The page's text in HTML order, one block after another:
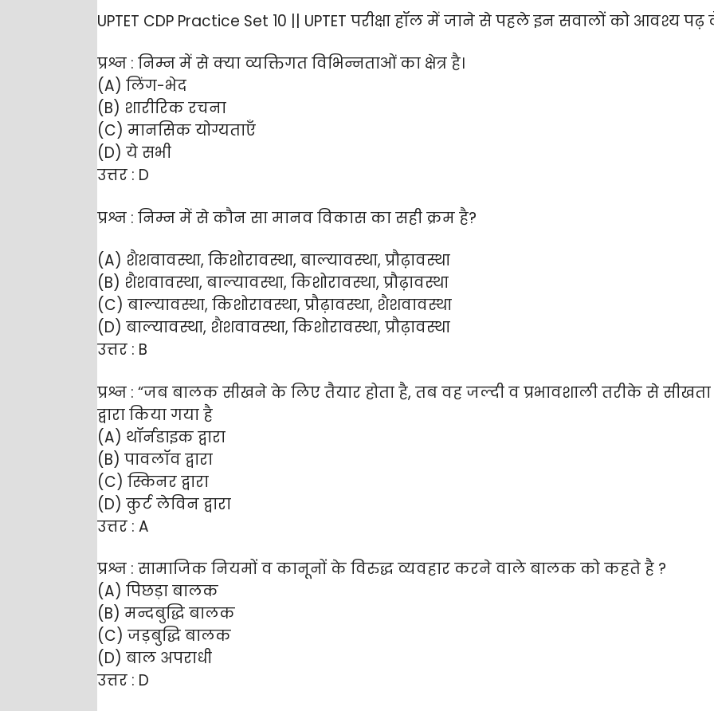
UPTET CDP Practice Set 10 || UPTET परीक्षा हॉल में जाने से पहले इन सवालों को आवश्य पढ़
प्रश्न : निम्न में से क्या व्यक्तिगत विभिन्नताओं का क्षेत्र है।
(A) लिंग-भेद
(B) शारीरिक रचना
(C) मानसिक योग्यताएँ
(D) ये सभी
उत्तर : D
प्रश्न : निम्न में से कौन सा मानव विकास का सही क्रम है?
(A) शैशवावस्था, किशोरावस्था, बाल्यावस्था, प्रौढ़ावस्था
(B) शैशवावस्था, बाल्यावस्था, किशोरावस्था, प्रौढ़ावस्था
(C) बाल्यावस्था, किशोरावस्था, प्रौढ़ावस्था, शैशवावस्था
(D) बाल्यावस्था, शैशवावस्था, किशोरावस्था, प्रौढ़ावस्था
उत्तर : B
प्रश्न : “जब बालक सीखने के लिए तैयार होता है, तब वह जल्दी व प्रभावशाली तरीके से सीखता
द्वारा किया गया है
(A) थॉर्नडाइक द्वारा
(B) पावलॉव द्वारा
(C) स्किनर द्वारा
(D) कुर्ट लेविन द्वारा
उत्तर : A
प्रश्न : सामाजिक नियमों व कानूनों के विरुद्ध व्यवहार करने वाले बालक को कहते है ?
(A) पिछड़ा बालक
(B) मन्दबुद्धि बालक
(C) जड़बुद्धि बालक
(D) बाल अपराधी
उत्तर : D